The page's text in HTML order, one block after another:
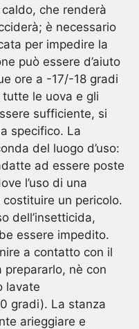
che renderà
è necessario
per impedire la
può essere d’aiuto
ore a -17/-18 gradi
le uova e gli
sufficiente, si
specifico. La
del luogo d’uso:
ad essere poste
l’uso di una
un pericolo.
dell’insetticida,
essere impedito.
a contatto con il
prepararlo, nè con
lavate
gradi). La stanza
arieggiare e